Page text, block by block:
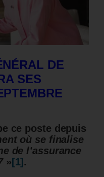
DE
SES
ce poste depuis
où se finalise
de l’assurance
» [1] .